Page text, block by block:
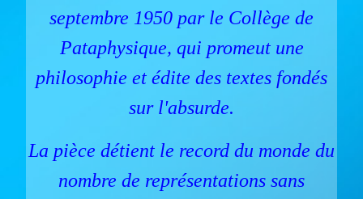
septembre 1950 par le Collège de
Pataphysique, qui promeut une
philosophie et édite des textes fondés
sur l'absurde.
La pièce détient le record du monde du
nombre de représentations sans